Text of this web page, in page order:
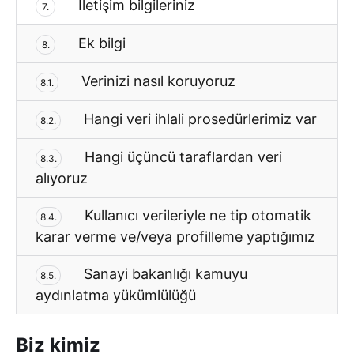
7. İletişim bilgileriniz
8. Ek bilgi
8.1. Verinizi nasıl koruyoruz
8.2. Hangi veri ihlali prosedürlerimiz var
8.3.
Hangi üçüncü taraflardan veri
alıyoruz
8.4.
Kullanıcı verileriyle ne tip otomatik
karar verme ve/veya profilleme yaptığımız
8.5.
Sanayi bakanlığı kamuyu
aydınlatma yükümlülüğü
Biz kimiz